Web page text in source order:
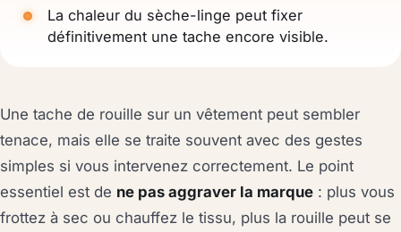
La chaleur du sèche-linge peut fixer
définitivement une tache encore visible.
Une tache de rouille sur un vêtement peut sembler
tenace, mais elle se traite souvent avec des gestes
simples si vous intervenez correctement. Le point
essentiel est de ne pas aggraver la marque : plus vous
frottez à sec ou chauffez le tissu, plus la rouille peut se